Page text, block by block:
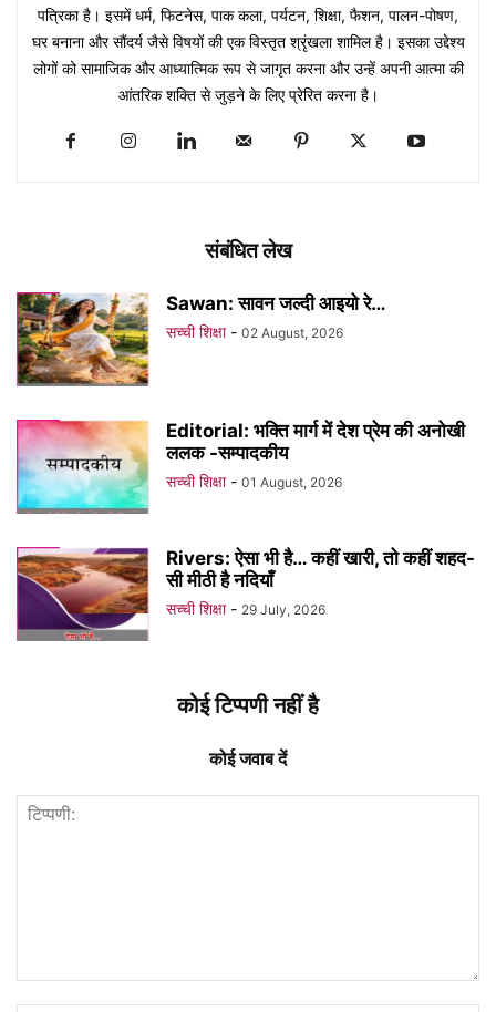
पत्रिका है। इसमें धर्म, फिटनेस, पाक कला, पर्यटन, शिक्षा, फैशन, पालन-पोषण,
घर बनाना और सौंदर्य जैसे विषयों की एक विस्तृत श्रृंखला शामिल है। इसका उद्देश्य
लोगों को सामाजिक और आध्यात्मिक रूप से जागृत करना और उन्हें अपनी आत्मा की
आंतरिक शक्ति से जुड़ने के लिए प्रेरित करना है।
संबंधित लेख
Sawan: सावन जल्दी आइयो रे…
सच्ची शिक्षा - 02 August, 2026
Editorial: भक्ति मार्ग में देश प्रेम की अनोखी
ललक -सम्पादकीय
सच्ची शिक्षा - 01 August, 2026
Rivers: ऐसा भी है… कहीं खारी, तो कहीं शहद-
सी मीठी है नदियाँ
सच्ची शिक्षा - 29 July, 2026
कोई टिप्पणी नहीं है
कोई जवाब दें